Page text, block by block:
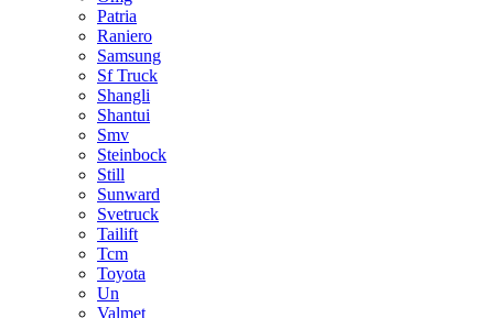
Patria
Raniero
Samsung
Sf Truck
Shangli
Shantui
Smv
Steinbock
Still
Sunward
Svetruck
Tailift
Tcm
Toyota
Un
Valmet